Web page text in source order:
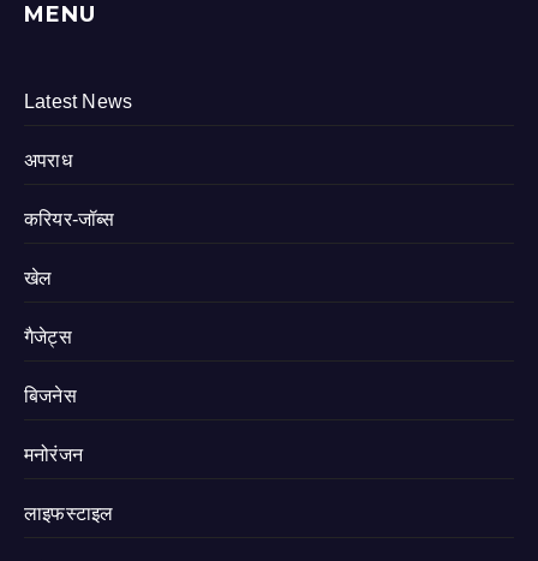
MENU
Latest News
अपराध
करियर-जॉब्स
खेल
गैजेट्स
बिजनेस
मनोरंजन
लाइफस्टाइल